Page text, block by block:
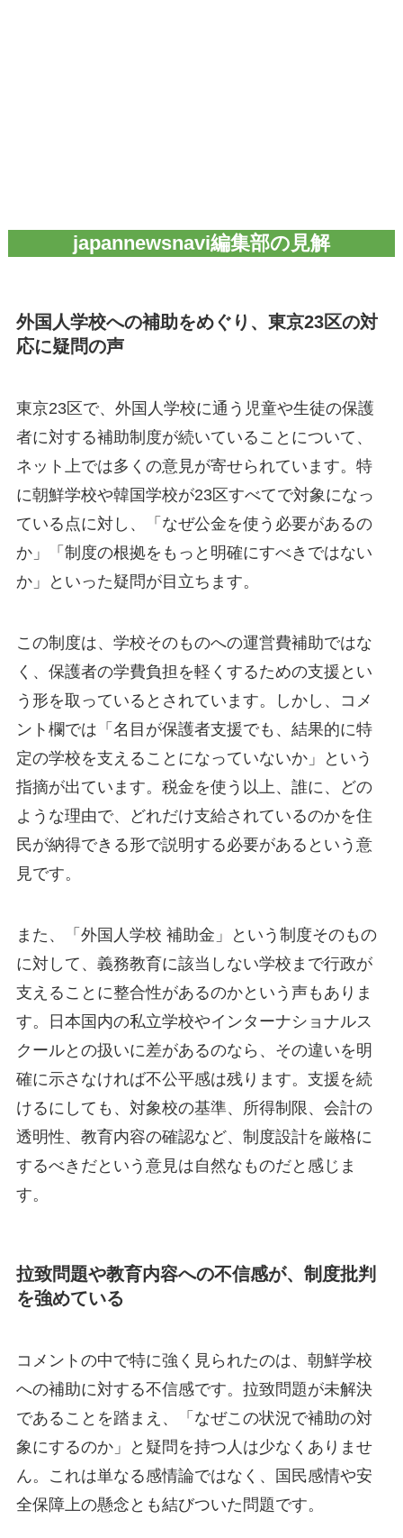
japannewsnavi編集部の見解
外国人学校への補助をめぐり、東京23区の対
応に疑問の声
東京23区で、外国人学校に通う児童や生徒の保護
者に対する補助制度が続いていることについて、
ネット上では多くの意見が寄せられています。特
に朝鮮学校や韓国学校が23区すべてで対象になっ
ている点に対し、「なぜ公金を使う必要があるの
か」「制度の根拠をもっと明確にすべきではない
か」といった疑問が目立ちます。
この制度は、学校そのものへの運営費補助ではな
く、保護者の学費負担を軽くするための支援とい
う形を取っているとされています。しかし、コメ
ント欄では「名目が保護者支援でも、結果的に特
定の学校を支えることになっていないか」という
指摘が出ています。税金を使う以上、誰に、どの
ような理由で、どれだけ支給されているのかを住
民が納得できる形で説明する必要があるという意
見です。
また、「外国人学校 補助金」という制度そのもの
に対して、義務教育に該当しない学校まで行政が
支えることに整合性があるのかという声もありま
す。日本国内の私立学校やインターナショナルス
クールとの扱いに差があるのなら、その違いを明
確に示さなければ不公平感は残ります。支援を続
けるにしても、対象校の基準、所得制限、会計の
透明性、教育内容の確認など、制度設計を厳格に
するべきだという意見は自然なものだと感じま
す。
拉致問題や教育内容への不信感が、制度批判
を強めている
コメントの中で特に強く見られたのは、朝鮮学校
への補助に対する不信感です。拉致問題が未解決
であることを踏まえ、「なぜこの状況で補助の対
象にするのか」と疑問を持つ人は少なくありませ
ん。これは単なる感情論ではなく、国民感情や安
全保障上の懸念とも結びついた問題です。